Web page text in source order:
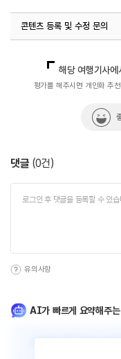
콘텐츠 등록 및 수정 문의
해당 여행기사
평가를 해주시면 개인화 추
댓글 (0건)
유의사항
AI가 빠르게 요약해주는